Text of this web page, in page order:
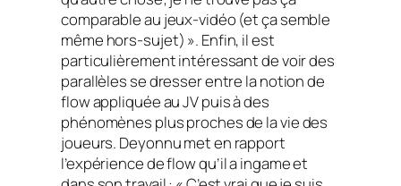
comparable au jeux-vidéo (et ça semble
même hors-sujet) ». Enfin, il est
particulièrement intéressant de voir des
parallèles se dresser entre la notion de
flowappliquée au JV puis à des
phénomènes plus proches de la vie des
joueurs. Deyonnu met en rapport
l’expérience deflowqu’il aingameet